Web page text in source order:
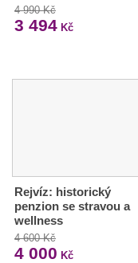
4 990 Kč
3 494 Kč
Rejvíz: historický
penzion se stravou a
wellness
4 600 Kč
4 000 Kč